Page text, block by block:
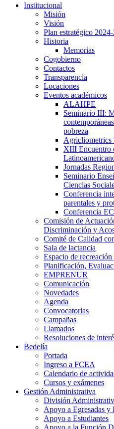
Institucional
Misión
Visión
Plan estratégico
Historia
Memorias
Cogobierno
Contactos
Transparencia
Locaciones
Eventos académicos
ALAHPE
Seminario III:
pobreza
Agricliometrics
XIII Encuentro
Jornadas
Seminario
Ciencias
Conferencia
parentales y
Conferencia
Comisión de
Discriminación y
Comité de Calidad
Sala de lactancia
Espacio de
Planificación,
EMPRENUR
Comunicación
Novedades
Agenda
Convocatorias
Campañas
Llamados
Resoluciones de
Bedelía
Portada
Ingreso a FCEA
Calendario de
Cursos y exámenes
Gestión Administrativa
División
Apoyo a Egresadas y
Apoyo a Estudiantes
Apoyo a la Función